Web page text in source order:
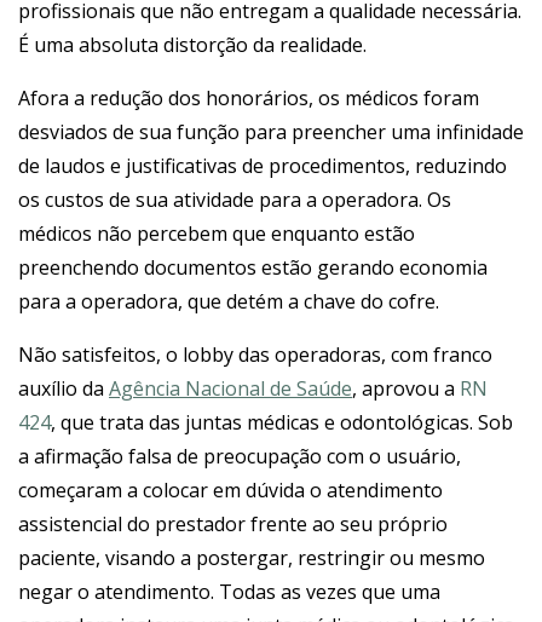
profissionais que não entregam a qualidade necessária.
É uma absoluta distorção da realidade.
Afora a redução dos honorários, os médicos foram
desviados de sua função para preencher uma infinidade
de laudos e justificativas de procedimentos, reduzindo
os custos de sua atividade para a operadora. Os
médicos não percebem que enquanto estão
preenchendo documentos estão gerando economia
para a operadora, que detém a chave do cofre.
Não satisfeitos, o lobby das operadoras, com franco
auxílio da Agência Nacional de Saúde, aprovou a RN
424, que trata das juntas médicas e odontológicas. Sob
a afirmação falsa de preocupação com o usuário,
começaram a colocar em dúvida o atendimento
assistencial do prestador frente ao seu próprio
paciente, visando a postergar, restringir ou mesmo
negar o atendimento. Todas as vezes que uma